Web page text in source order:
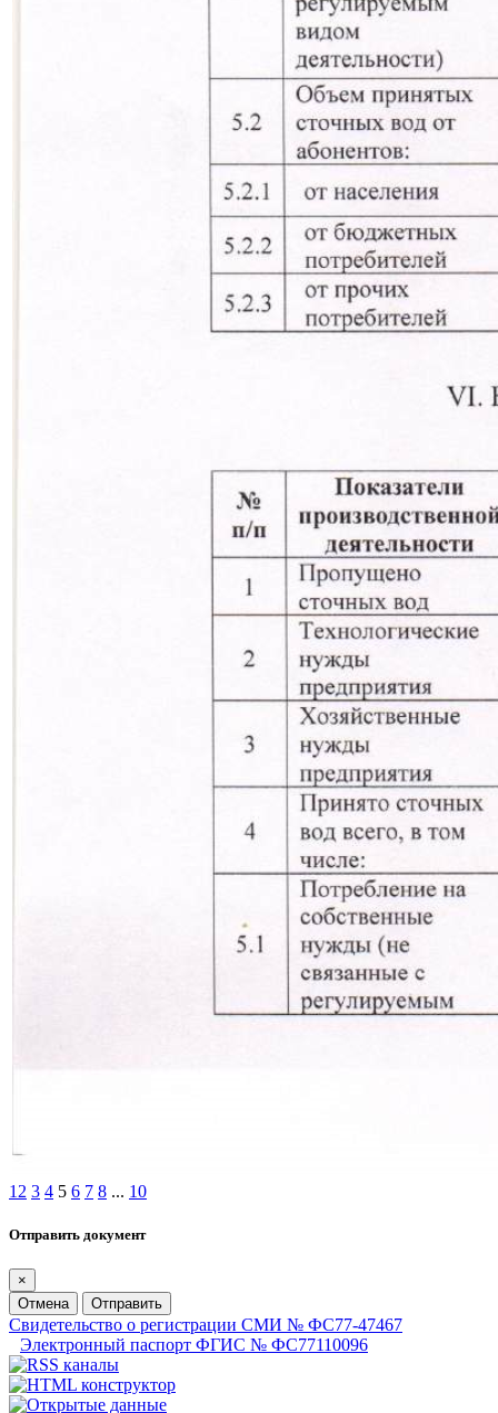
1 2 3 4 5 6 7 8 ... 10
Отправить документ
×
Отмена
Отправить
Свидетельство о регистрации СМИ № ФС77-47467
Электронный паспорт ФГИС № ФС77110096